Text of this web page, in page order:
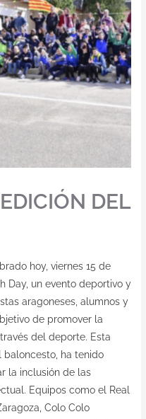
DEL
hoy, viernes 15 de
Day, un evento deportivo y
aragoneses, alumnos y
de promover la
del deporte. Esta
ha tenido
la inclusión de las
Equipos como el Real
Colo Colo